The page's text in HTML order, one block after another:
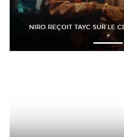
NIRO REÇOIT TAYC SUR LE
»